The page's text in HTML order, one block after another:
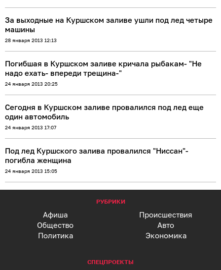
За выходные на Куршском заливе ушли под лед четыре
машины
28 января 2013 12:13
Погибшая в Куршском заливе кричала рыбакам- "Не
надо ехать- впереди трещина-"
24 января 2013 20:25
Сегодня в Куршском заливе провалился под лед еще
один автомобиль
24 января 2013 17:07
Под лед Куршского залива провалился "Ниссан"-
погибла женщина
24 января 2013 15:05
РУБРИКИ
Афиша
Происшествия
Общество
Авто
Политика
Экономика
СПЕЦПРОЕКТЫ